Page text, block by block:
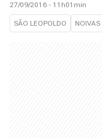
27/09/2016 - 11h01min
SÃO LEOPOLDO NOIVAS